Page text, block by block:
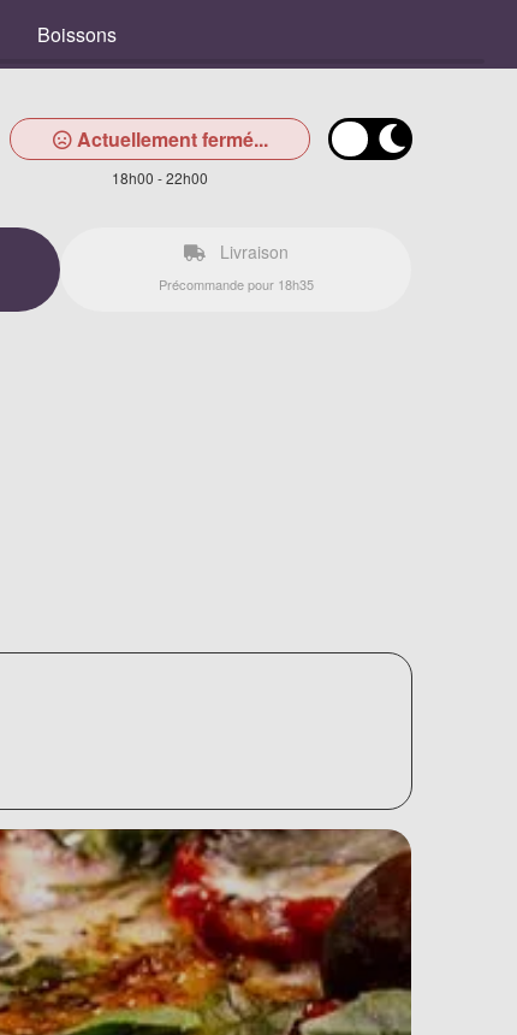
Boissons
Actuellement fermé...
18h00 - 22h00
Livraison
Précommande pour 18h35